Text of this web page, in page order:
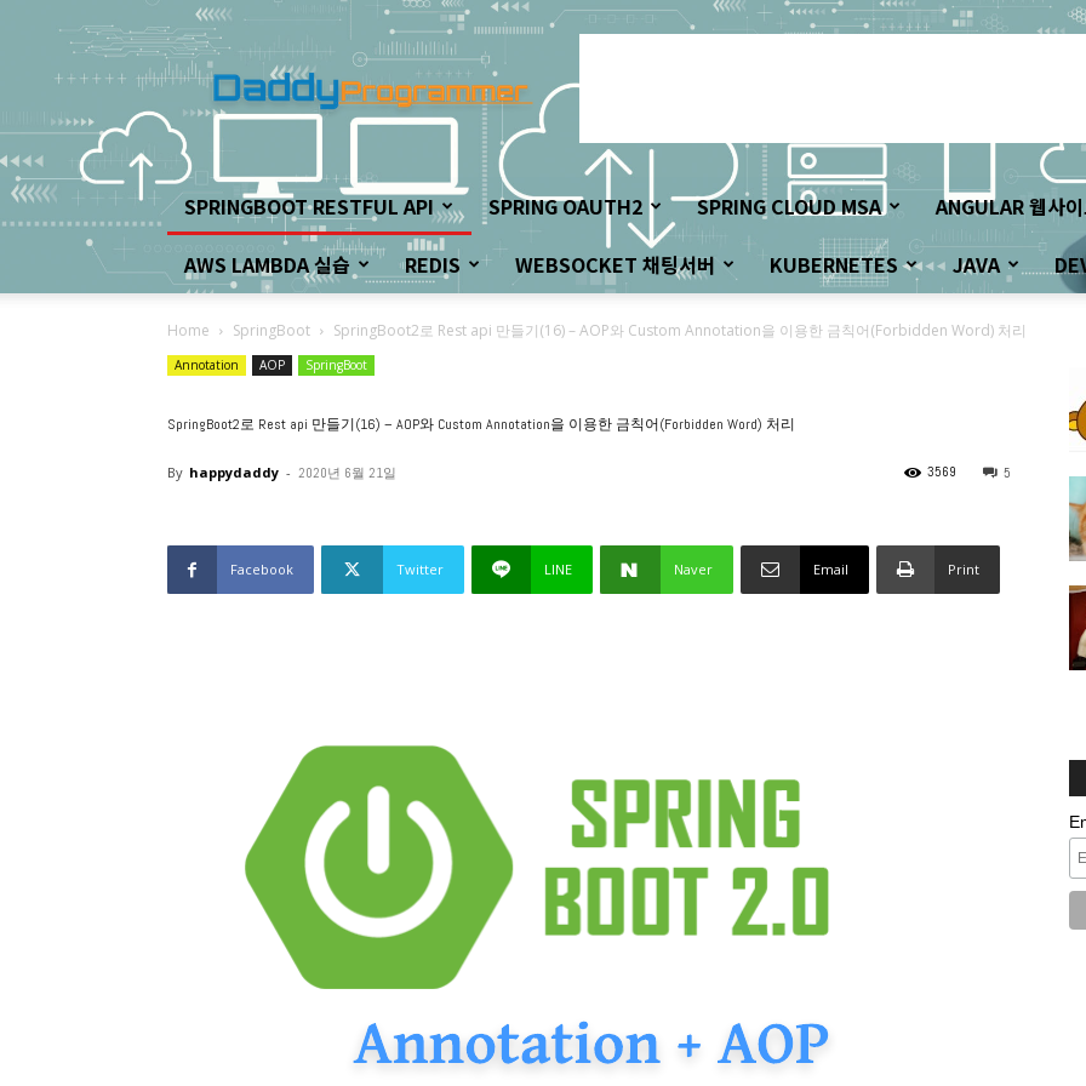
아
프
로
머
의
좌
충
우
돌
개
발
기!
SPRINGBOOT RESTFUL API SPRING OAUTH2 SPRING CLOUD MSA
ANGULAR 웹사
AWS LAMBDA 실습
REDIS WEBSOCKET 채팅서버 KUBERNETES JAVA
Home SpringBoot SpringBoot2로 Rest api 만들기(16) – AOP와 Custom Annotation을 이용한 금칙어(Forbidden Word) 처리
Annotation AOP SpringBoot
SpringBoot2로 Rest api 만들기(16) – AOP와 Custom Annotation을 이용한 금칙어(Forbidden Word) 처리
By happydaddy - 2020년 6월 21일 5
3569
Facebook Twitter LINE Naver Email Print